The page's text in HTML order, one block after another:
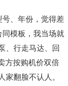
、年份，觉得差
模板，我当场就
、行走马达、回
方按购机价双倍
家翻脸不认人。